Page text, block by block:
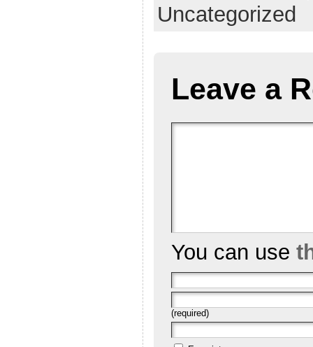
Uncategorized
Leave a
You can use
(required)